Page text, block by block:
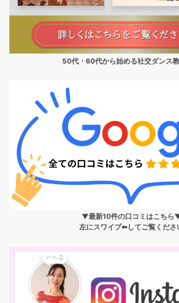
50代・60代から始める社交ダンス
▼最新10件の口コミはこちら
左にスワイプ⬅︎してご覧くださ